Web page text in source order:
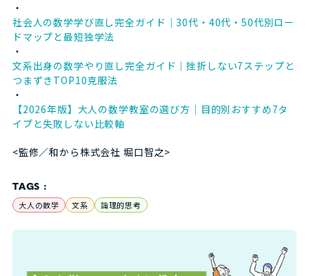
・
社会人の数学学び直し完全ガイド｜30代・40代・50代別ロー
ドマップと最短独学法
・
文系出身の数学やり直し完全ガイド｜挫折しない7ステップと
つまずきTOP10克服法
・
【2026年版】大人の数学教室の選び方｜目的別おすすめ7タ
イプと失敗しない比較軸
<監修／和から株式会社 堀口智之>
TAGS :
大人の数学 文系 論理的思考